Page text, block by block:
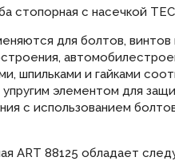
стопорная с насечкой
для болтов,
шпильками и гайками
упругим элементом для
с использованием
ART 88125 обладает